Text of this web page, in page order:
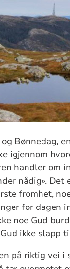
Bønnedag,
igjennom
handler om
nådig». Det
fromhet,
for dagen
noe Gud
ikke slapp
på riktig vei i